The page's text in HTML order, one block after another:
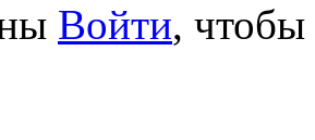
Войти, чтобы